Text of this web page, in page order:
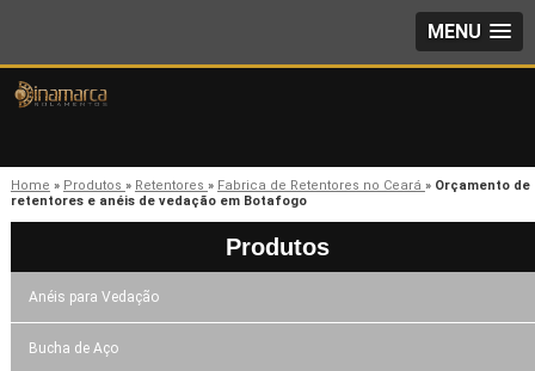
MENU
Home » Produtos » Retentores » Fabrica de Retentores no Ceará » Orçamento de
retentores e anéis de vedação em Botafogo
Produtos
Anéis para Vedação
Bucha de Aço